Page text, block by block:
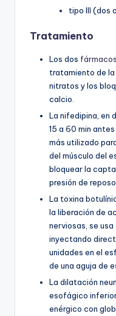
tipo III (dos
Tratamiento
Los dos fármacos
tratamiento de la
nitratos y los
calcio.
La nifedipina, en
15 a 60 min
más utilizado
del músculo del
bloquear la
presión de reposo.
La toxina
la liberación de
nerviosas, se
inyectando
unidades en el
de una aguja de
La dilatación
esofágico
enérgico con